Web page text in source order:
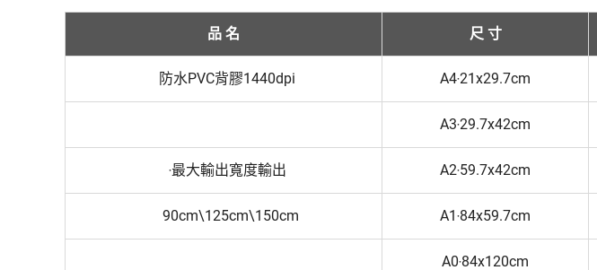
品 名 尺 寸
防水PVC背膠1440dpi A4‧21x29.7cm
A3‧29.7x42cm
‧最大輸出寬度輸出 A2‧59.7x42cm
90cm\125cm\150cm A1‧84x59.7cm
A0‧84x120cm